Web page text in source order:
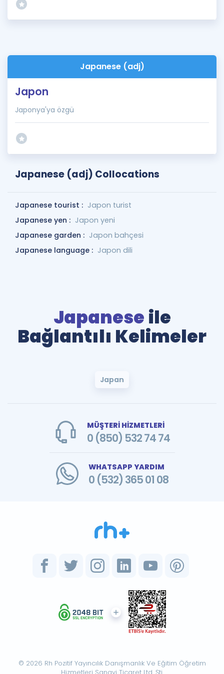
Japanese (adj)
Japon
Japonya'ya özgü
Japanese (adj) Collocations
Japanese tourist : Japon turist
Japanese yen : Japon yeni
Japanese garden : Japon bahçesi
Japanese language : Japon dili
Japanese ile
Bağlantılı Kelimeler
Japan
MÜŞTERİ HİZMETLERİ
0 (850) 532 74 74
WHATSAPP YARDIM
0 (532) 365 01 08
© 2026 Rh Pozitif Yayıncılık Danışmanlık Ve Eğitim Öğretim